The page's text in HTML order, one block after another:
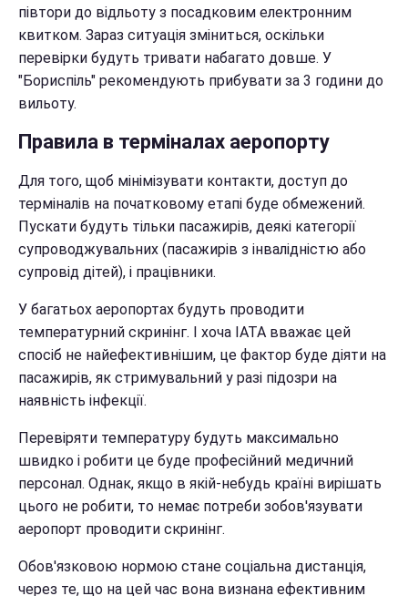
півтори до відльоту з посадковим електронним
квитком. Зараз ситуація зміниться, оскільки
перевірки будуть тривати набагато довше. У
"Бориспіль" рекомендують прибувати за 3 години до
вильоту.
Правила в терміналах аеропорту
Для того, щоб мінімізувати контакти, доступ до
терміналів на початковому етапі буде обмежений.
Пускати будуть тільки пасажирів, деякі категорії
супроводжувальних (пасажирів з інвалідністю або
супровід дітей), і працівники.
У багатьох аеропортах будуть проводити
температурний скринінг. І хоча IATA вважає цей
спосіб не найефективнішим, це фактор буде діяти на
пасажирів, як стримувальний у разі підозри на
наявність інфекції.
Перевіряти температуру будуть максимально
швидко і робити це буде професійний медичний
персонал. Однак, якщо в якій-небудь країні вирішать
цього не робити, то немає потреби зобов'язувати
аеропорт проводити скринінг.
Обов'язковою нормою стане соціальна дистанція,
через те, що на цей час вона визнана ефективним